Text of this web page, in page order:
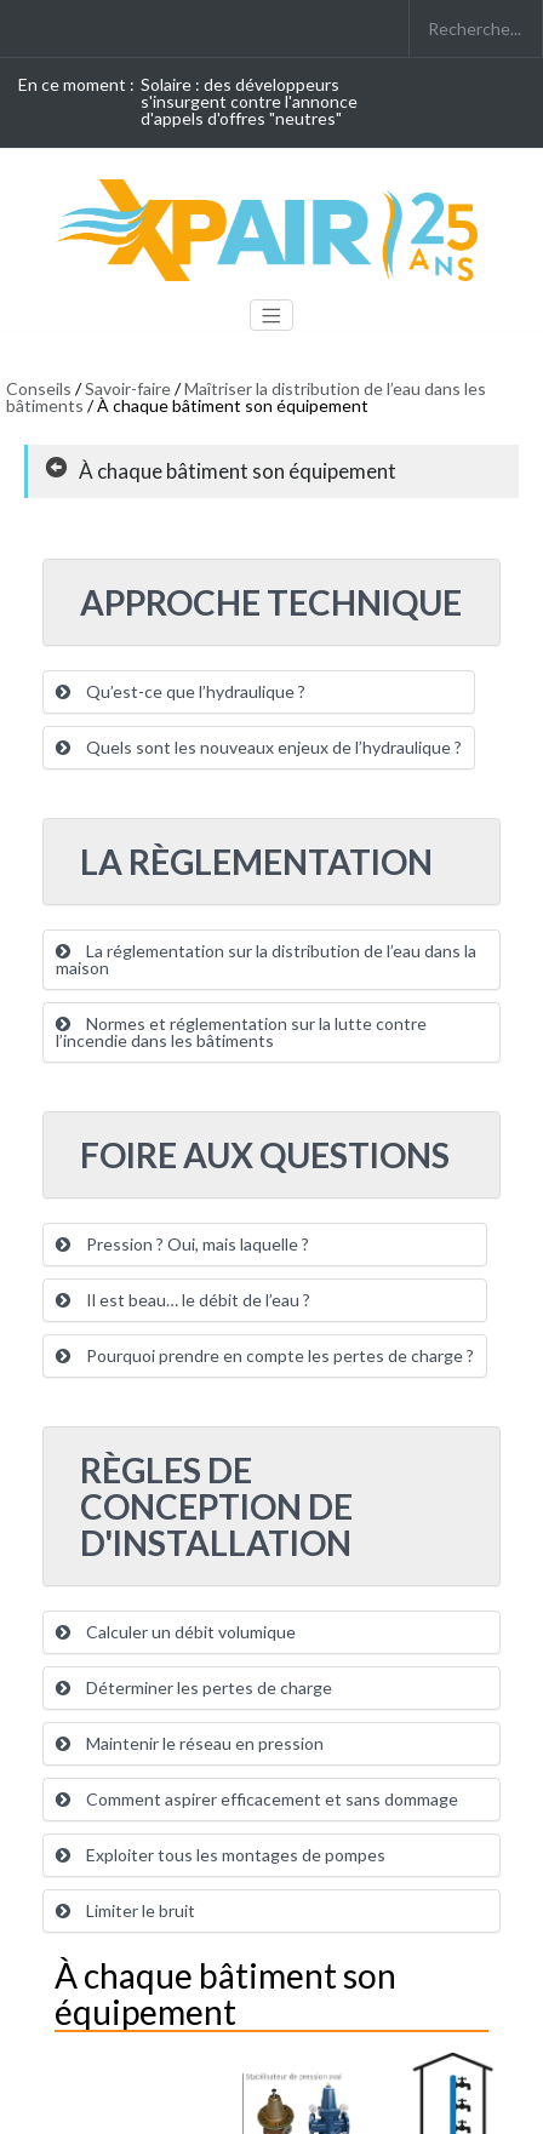
En ce moment : Solaire : des développeurs
s'insurgent contre l'annonce
d'appels d'offres "neutres"
Conseils /Savoir-faire/Maîtriser la distribution de l’eau dans les
bâtiments / À chaque bâtiment son équipement
À chaque bâtiment son équipement
APPROCHE TECHNIQUE
Qu’est-ce que l’hydraulique ?
Quels sont les nouveaux enjeux de l’hydraulique ?
LA RÈGLEMENTATION
La réglementation sur la distribution de l’eau dans la
maison
Normes et réglementation sur la lutte contre
l’incendie dans les bâtiments
FOIRE AUX QUESTIONS
Pression ? Oui, mais laquelle ?
Il est beau… le débit de l’eau ?
Pourquoi prendre en compte les pertes de charge ?
RÈGLES DE
CONCEPTION DE
D'INSTALLATION
Calculer un débit volumique
Déterminer les pertes de charge
Maintenir le réseau en pression
Comment aspirer efficacement et sans dommage
Exploiter tous les montages de pompes
Limiter le bruit
À chaque bâtiment son
équipement